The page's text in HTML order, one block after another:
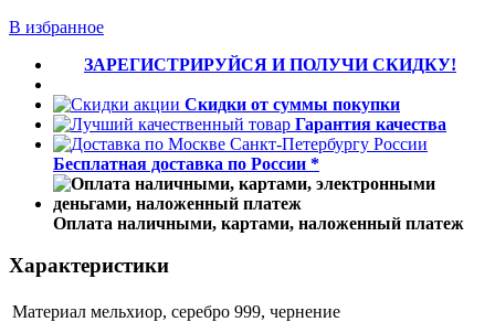
В избранное
ЗАРЕГИСТРИРУЙСЯ И ПОЛУЧИ СКИДКУ!
Скидки от суммы покупки
Гарантия качества
Бесплатная доставка по России *
Оплата наличными, картами, наложенный платеж
Характеристики
Материал мельхиор, серебро 999, чернение